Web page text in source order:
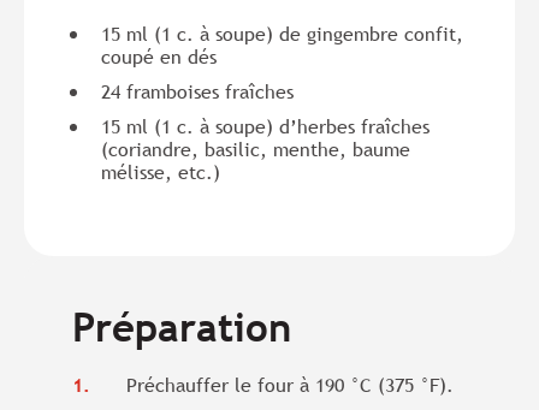
15 ml (1 c. à soupe) de gingembre confit,
coupé en dés
24 framboises fraîches
15 ml (1 c. à soupe) d’herbes fraîches
(coriandre, basilic, menthe, baume
mélisse, etc.)
Préparation
Préchauffer le four à 190 °C (375 °F).